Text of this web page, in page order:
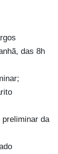
das 8h
da